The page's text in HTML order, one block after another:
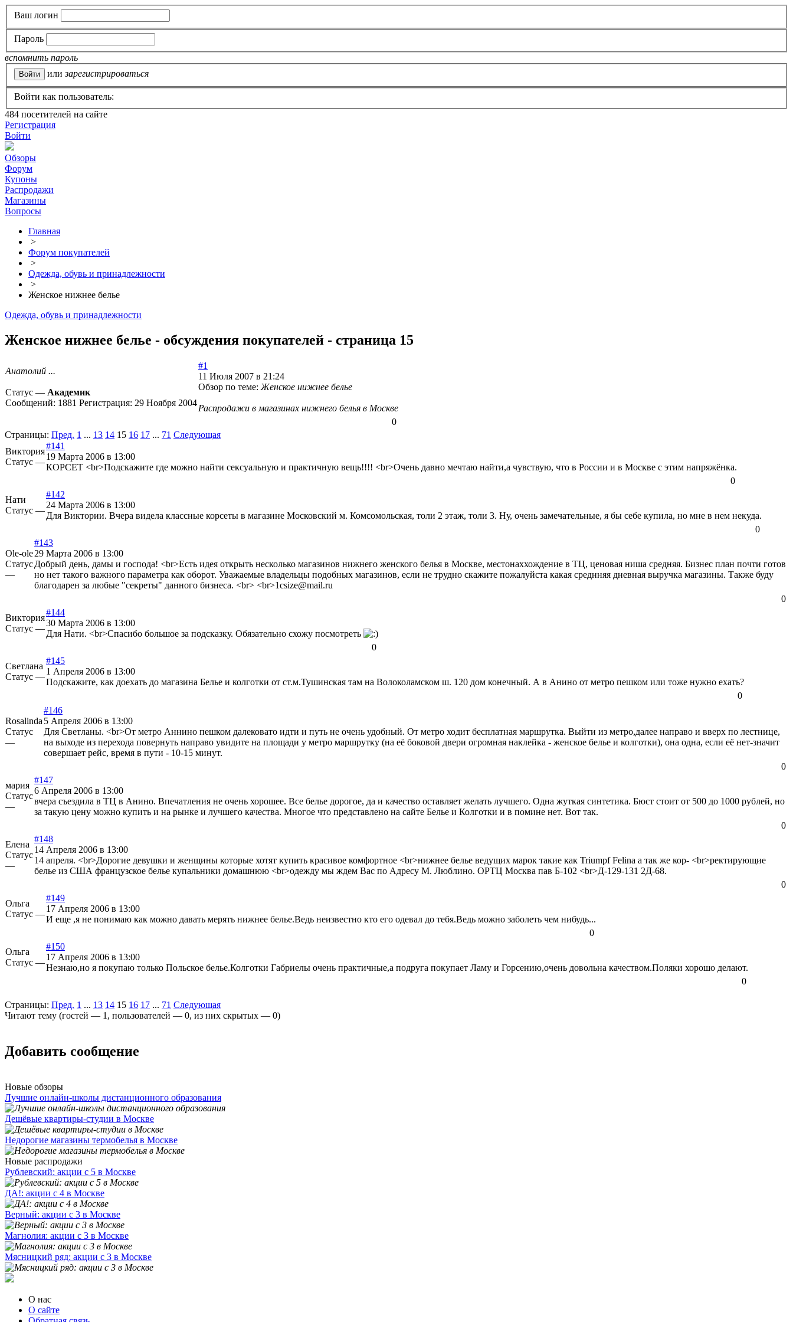
Ваш логин
Пароль
вспомнить пароль
или зарегистрироваться
Войти как пользователь:
484 посетителей на сайте
Регистрация
Войти
Обзоры
Форум
Купоны
Распродажи
Магазины
Вопросы
Главная
>
Форум покупателей
>
Одежда, обувь и принадлежности
>
Женское нижнее белье
Одежда, обувь и принадлежности
Женское нижнее белье - обсуждения покупателей - страница 15
Анатолий ...
Статус — Академик
Сообщений: 1881 Регистрация: 29 Ноября 2004
#1
11 Июля 2007 в 21:24
Обзор по теме: Женское нижнее белье
Распродажи в магазинах нижнего белья в Москве
0
Страницы: Пред. 1 ... 13 14 15 16 17 ... 71 Следующая
Виктория
Статус —
#141
19 Марта 2006 в 13:00
КОРСЕТ <br>Подскажите где можно найти сексуальную и практичную вещь!!!! <br>Очень давно мечтаю найти,а чувствую, что в России и в Москве с этим напряжёнка.
0
Нати
Статус —
#142
24 Марта 2006 в 13:00
Для Виктории. Вчера видела классные корсеты в магазине Московский м. Комсомольская, толи 2 этаж, толи 3. Ну, очень замечательные, я бы себе купила, но мне в нем некуда.
0
Ole-ole
Статус
—
#143
29 Марта 2006 в 13:00
Добрый день, дамы и господа! <br>Есть идея открыть несколько магазинов нижнего женского белья в Москве, местонаххождение в ТЦ, ценовая ниша средняя. Бизнес план почти готов
но нет такого важного параметра как оборот. Уважаемые владельцы подобных магазинов, если не трудно скажите пожалуйста какая среднняя дневная выручка магазины. Также буду
благодарен за любые "секреты" данного бизнеса. <br> <br>1csize@mail.ru
0
Виктория
Статус —
#144
30 Марта 2006 в 13:00
Для Нати. <br>Спасибо большое за подсказку. Обязательно схожу посмотреть
0
Светлана
Статус —
#145
1 Апреля 2006 в 13:00
Подскажите, как доехать до магазина Белье и колготки от ст.м.Тушинская там на Волоколамском ш. 120 дом конечный. А в Анино от метро пешком или тоже нужно ехать?
0
Rosalinda
Статус
—
#146
5 Апреля 2006 в 13:00
Для Светланы. <br>От метро Аннино пешком далековато идти и путь не очень удобный. От метро ходит бесплатная маршрутка. Выйти из метро,далее направо и вверх по лестнице,
на выходе из перехода повернуть направо увидите на площади у метро маршрутку (на её боковой двери огромная наклейка - женское белье и колготки), она одна, если её нет-значит
совершает рейс, время в пути - 10-15 минут.
0
мария
Статус
—
#147
6 Апреля 2006 в 13:00
вчера съездила в ТЦ в Анино. Впечатления не очень хорошее. Все белье дорогое, да и качество оставляет желать лучшего. Одна жуткая синтетика. Бюст стоит от 500 до 1000 рублей, но
за такую цену можно купить и на рынке и лучшего качества. Многое что представлено на сайте Белье и Колготки и в помине нет. Вот так.
0
Елена
Статус
—
#148
14 Апреля 2006 в 13:00
14 апреля. <br>Дорогие девушки и женщины которые хотят купить красивое комфортное <br>нижнее белье ведущих марок такие как Triumpf Felina а так же кор- <br>ректирующие
белье из США французское белье купальники домашнюю <br>одежду мы ждем Вас по Адресу М. Люблино. ОРТЦ Москва пав Б-102 <br>Д-129-131 2Д-68.
0
Ольга
Статус —
#149
17 Апреля 2006 в 13:00
И еще ,я не понимаю как можно давать мерять нижнее белье.Ведь неизвестно кто его одевал до тебя.Ведь можно заболеть чем нибудь...
0
Ольга
Статус —
#150
17 Апреля 2006 в 13:00
Незнаю,но я покупаю только Польское белье.Колготки Габриелы очень практичные,а подруга покупает Ламу и Горсению,очень довольна качеством.Поляки хорошо делают.
0
Страницы: Пред. 1 ... 13 14 15 16 17 ... 71 Следующая
Читают тему (гостей — 1 , пользователей — 0, из них скрытых — 0)
Добавить сообщение
Новые обзоры
Лучшие онлайн-школы дистанционного образования
Дешёвые квартиры-студии в Москве
Недорогие магазины термобелья в Москве
Новые распродажи
Рублевский: акции с 5 в Москве
ДА!: акции с 4 в Москве
Верный: акции с 3 в Москве
Магнолия: акции с 3 в Москве
Мясницкий ряд: акции с 3 в Москве
О нас
О сайте